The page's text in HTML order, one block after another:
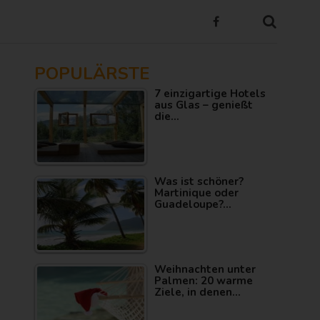
POPULÄRSTE
7 einzigartige Hotels
aus Glas – genießt
die…
Was ist schöner?
Martinique oder
Guadeloupe?…
Weihnachten unter
Palmen: 20 warme
Ziele, in denen…